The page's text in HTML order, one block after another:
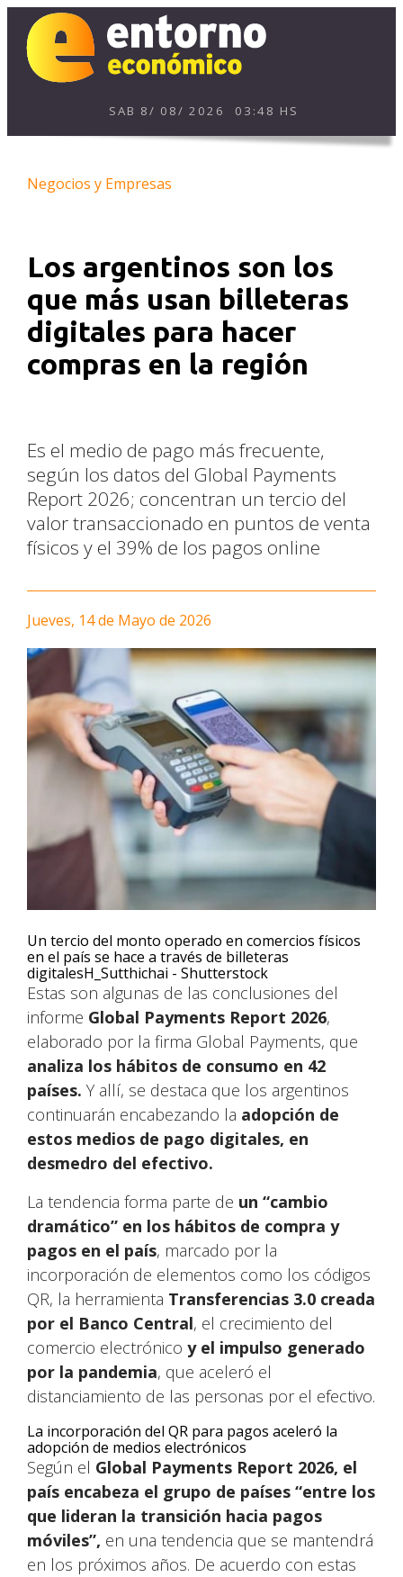
SAB 8/ 08/ 2026 03:48 HS
Negocios y Empresas
Los argentinos son los
que más usan billeteras
digitales para hacer
compras en la región
Es el medio de pago más frecuente,
según los datos del Global Payments
Report 2026; concentran un tercio del
valor transaccionado en puntos de venta
físicos y el 39% de los pagos online
Jueves, 14 de Mayo de 2026
Un tercio del monto operado en comercios físicos
en el país se hace a través de billeteras
digitalesH_Sutthichai - Shutterstock
Estas son algunas de las conclusiones del
informe Global Payments Report 2026,
elaborado por la firma Global Payments, que
analiza los hábitos de consumo en 42
países. Y allí, se destaca que los argentinos
continuarán encabezando la adopción de
estos medios de pago digitales, en
desmedro del efectivo.
La tendencia forma parte de un “cambio
dramático” en los hábitos de compra y
pagos en el país, marcado por la
incorporación de elementos como los códigos
QR, la herramienta Transferencias 3.0 creada
por el Banco Central, el crecimiento del
comercio electrónicoy el impulso generado
por la pandemia, que aceleró el
distanciamiento de las personas por el efectivo.
La incorporación del QR para pagos aceleró la
adopción de medios electrónicos
Según el Global Payments Report 2026, el
país encabeza el grupo de países “entre los
que lideran la transición hacia pagos
móviles”, en una tendencia que se mantendrá
en los próximos años. De acuerdo con estas